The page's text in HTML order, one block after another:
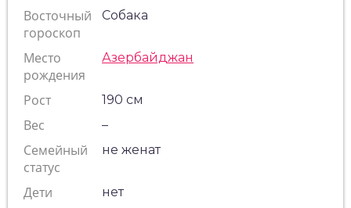
Восточный
гороскоп
Собака
Место
рождения
Азербайджан
Рост 190 см
Вес –
Семейный
статус
не женат
Дети нет